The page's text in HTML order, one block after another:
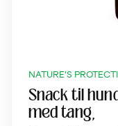
NATURE'S
Snack til
med tang,